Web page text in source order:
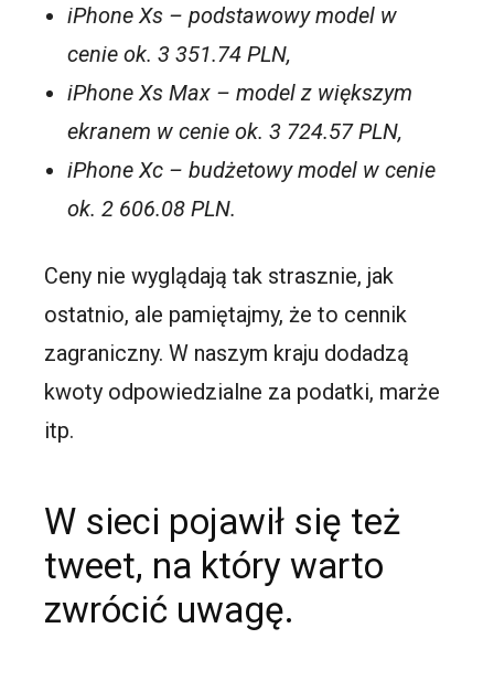
iPhone Xs – podstawowy model w
cenie ok. 3 351.74 PLN,
iPhone Xs Max – model z większym
ekranem w cenie ok. 3 724.57 PLN,
iPhone Xc – budżetowy model w cenie
ok. 2 606.08 PLN.
Ceny nie wyglądają tak strasznie, jak
ostatnio, ale pamiętajmy, że to cennik
zagraniczny. W naszym kraju dodadzą
kwoty odpowiedzialne za podatki, marże
itp.
W sieci pojawił się też
tweet, na który warto
zwrócić uwagę.